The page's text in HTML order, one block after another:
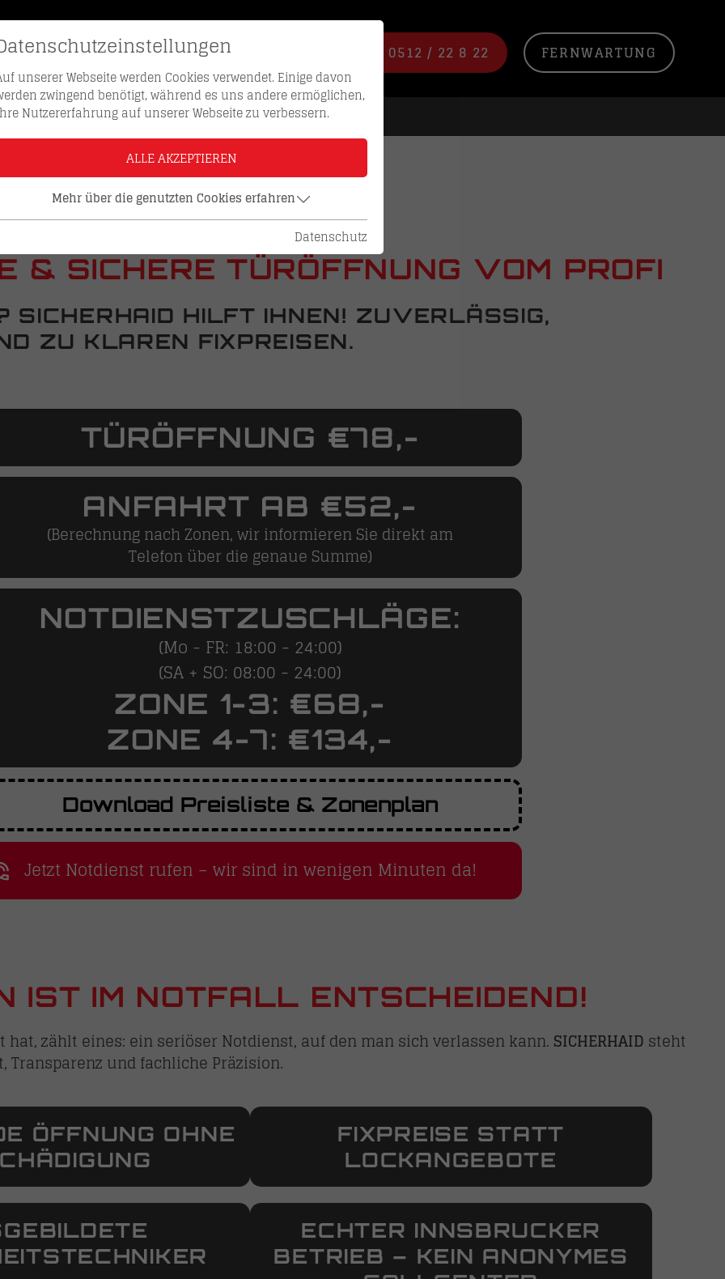
SCHLÜSSEL NACHBESTELLEN HOTLINE 0512 / 22 8 22 FERNWARTUNG
und Notdienst
& SICHERE TÜRÖFFNUNG VOM PROFI
SICHERHAID HILFT IHNEN! ZUVERLÄSSIG,
ZU KLAREN FIXPREISEN.
TÜRÖFFNUNG €78,-
ANFAHRT AB €52,-
(Berechnung nach Zonen, wir informieren Sie direkt am
Telefon über die genaue Summe)
NOTDIENSTZUSCHLÄGE:
(Mo - FR: 18:00 - 24:00)
(SA + SO: 08:00 - 24:00)
ZONE 1-3: €68,-
ZONE 4-7: €134,-
Download Preisliste & Zonenplan
Jetzt Notdienst rufen – wir sind in wenigen Minuten da!
IST IM NOTFALL ENTSCHEIDEND!
hat, zählt eines: ein seriöser Notdienst, auf den man sich verlassen kann. SICHERHAID steht
und fachliche Präzision.
ÖFFNUNG OHNE
FIXPREISE STATT
LOCKANGEBOTE
ECHTER INNSBRUCKER
BETRIEB – KEIN ANONYMES
unserer Webseite werden Cookies verwendet. Einige davon
zwingend benötigt, während es uns andere ermöglichen,
Nutzererfahrung auf unserer Webseite zu verbessern.
ALLE AKZEPTIEREN
Mehr über die genutzten Cookies erfahren
Datenschutz